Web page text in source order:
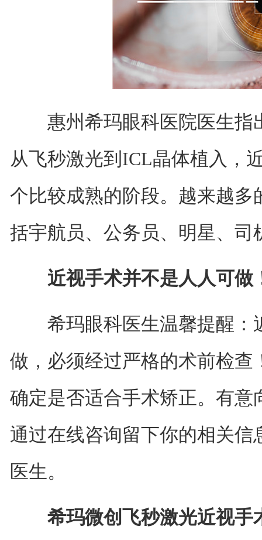
惠州希玛眼科医院医生指
从飞秒激光到ICL晶体植入，
个比较成熟的阶段。越来越
括宇航员、公务员、明星、司
近视手术并不是人人可做
希玛眼科医生温馨提醒：
做，必须经过严格的术前检
确定是否适合手术矫正。有
通过在线咨询留下你的相关
医生。
希玛微创飞秒激光近视手